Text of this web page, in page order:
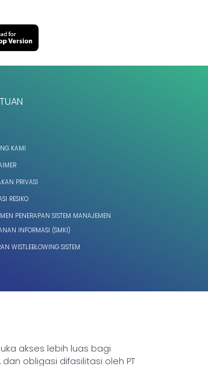
KAMI
PRIVASI
RESIKO
PENERAPAN SISTEM MANAJEMEN
INFORMASI (SMKI)
WISTLEBLOWING SISTEM
akses lebih luas bagi
obligasi difasilitasi oleh PT